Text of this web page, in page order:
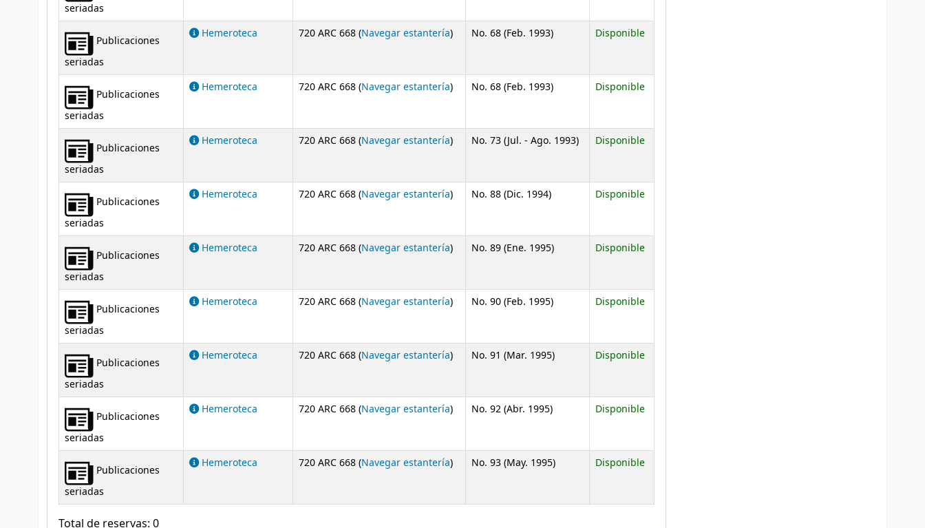
seriadas
Publicaciones
seriadas
Hemeroteca 720 ARC 668 (Navegar estantería(Abre debajo)
) No. 68 (Feb. 1993) Disponible
Publicaciones
seriadas
Hemeroteca 720 ARC 668 (Navegar estantería(Abre debajo)
) No. 68 (Feb. 1993) Disponible
Publicaciones
seriadas
Hemeroteca 720 ARC 668 (Navegar estantería(Abre debajo)
) No. 73 (Jul. - Ago. 1993) Disponible
Publicaciones
seriadas
Hemeroteca 720 ARC 668 (Navegar estantería(Abre debajo)
) No. 88 (Dic. 1994) Disponible
Publicaciones
seriadas
Hemeroteca 720 ARC 668 (Navegar estantería(Abre debajo)
) No. 89 (Ene. 1995) Disponible
Publicaciones
seriadas
Hemeroteca 720 ARC 668 (Navegar estantería(Abre debajo)
) No. 90 (Feb. 1995) Disponible
Publicaciones
seriadas
Hemeroteca 720 ARC 668 (Navegar estantería(Abre debajo)
) No. 91 (Mar. 1995) Disponible
Publicaciones
seriadas
Hemeroteca 720 ARC 668 (Navegar estantería(Abre debajo)
) No. 92 (Abr. 1995) Disponible
Publicaciones
seriadas
Hemeroteca 720 ARC 668 (Navegar estantería(Abre debajo)
) No. 93 (May. 1995) Disponible
Total de reservas: 0